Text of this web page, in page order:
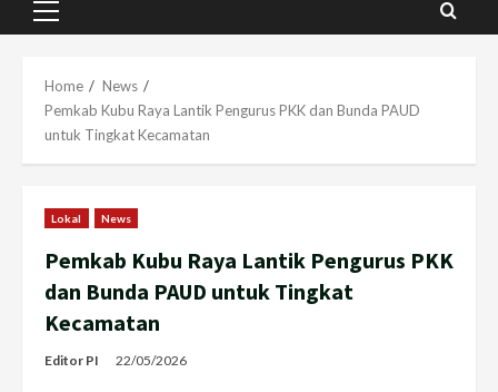
Primary
Home
News
Pemkab Kubu Raya Lantik Pengurus PKK dan Bunda PAUD
untuk Tingkat Kecamatan
Lokal News
Pemkab Kubu Raya Lantik Pengurus PKK
dan Bunda PAUD untuk Tingkat
Kecamatan
Editor PI 22/05/2026